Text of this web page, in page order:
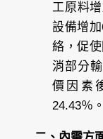
工原料
設備增
絡，促
消部分
價因素
24.43％。